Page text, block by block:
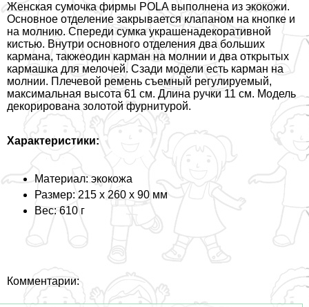
Женская сумочка фирмы POLA выполнена из экокожи.
Основное отделение закрывается клапаном на кнопке и
на молнию. Спереди сумка украшенадекоративной
кистью. Внутри основного отделения два больших
кармана, такжеодин карман на молнии и два открытых
кармашка для мелочей. Сзади модели есть карман на
молнии. Плечевой ремень съемный регулируемый,
максимальная высота 61 см. Длина ручки 11 см. Модель
декорирована золотой фурнитурой.
Хаpaктеристики:
Материал: экокожа
Размер: 215 х 260 х 90 мм
Вес: 610 г
Комментарии: